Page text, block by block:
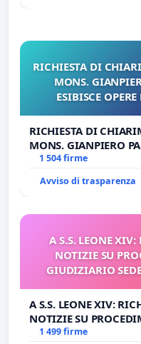
RICHIESTA DI
MONS.
ESIBISCE
RICHIESTA DI
MONS. GIANPIERO
OPERE DI RUPNIK?
1 504 firme
Avviso di trasparenza
A S.S. LEONE
NOTIZIE SU
GIUDIZIARIO
A S.S. LEONE XIV:
NOTIZIE SU
GIUDIZIARIO SEDE
1 499 firme